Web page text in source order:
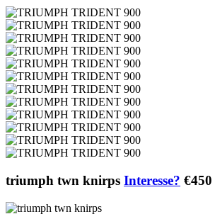
triumph twn knirps Interesse? €450